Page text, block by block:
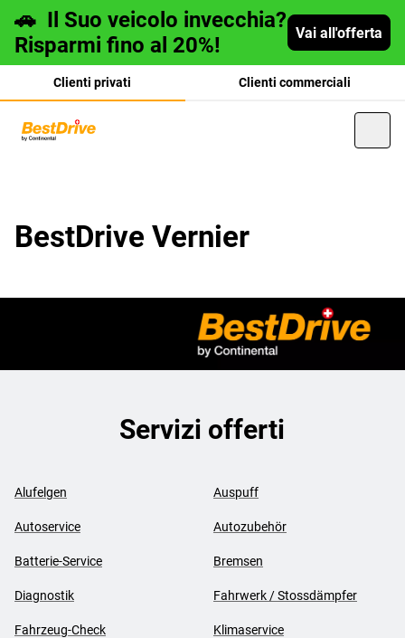
🚗 Il Suo veicolo invecchia?
Risparmi fino al 20%!
Vai all'offerta
Clienti privati Clienti commerciali
BestDrive Vernier
Servizi offerti
Alufelgen Auspuff
Autoservice Autozubehör
Batterie-Service Bremsen
Diagnostik Fahrwerk / Stossdämpfer
Fahrzeug-Check Klimaservice